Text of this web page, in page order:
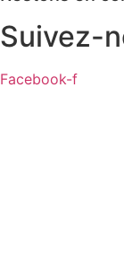
Suivez-
Facebook-f